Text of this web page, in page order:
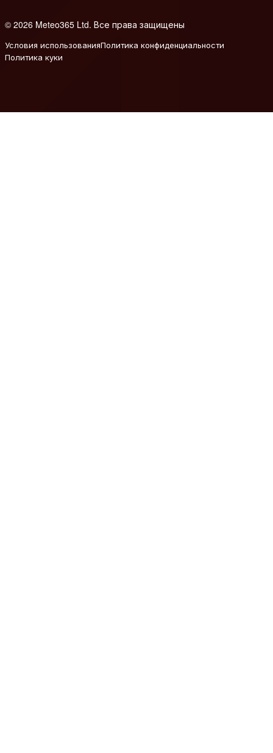
© 2026 Meteo365 Ltd. Все права защищены
Условия использованияПолитика конфиденциальности
Политика куки